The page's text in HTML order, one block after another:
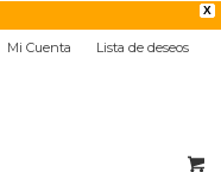
X
Mi Cuenta Lista de deseos